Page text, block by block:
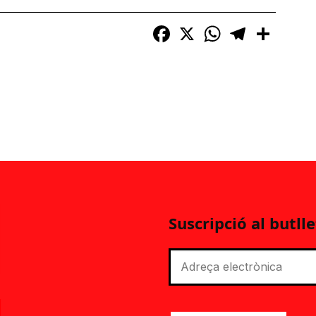
Facebook
X WhatsAppTelegram
Suscripció al